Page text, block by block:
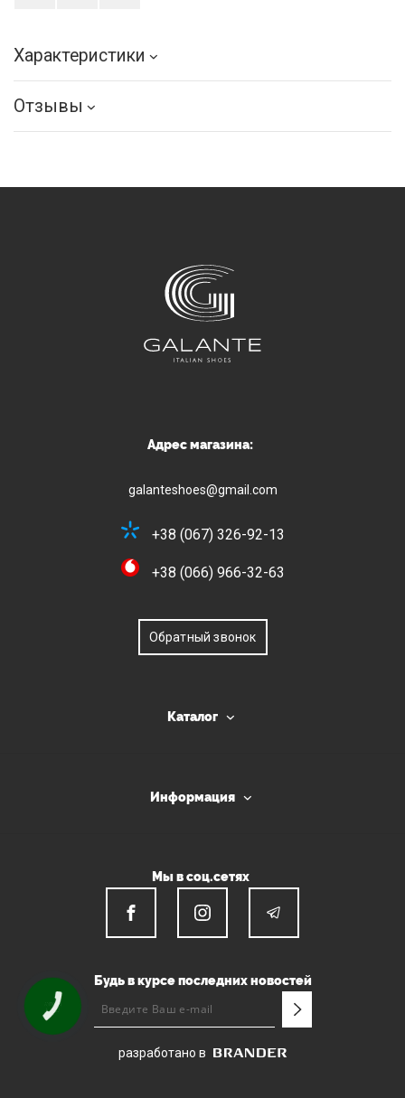
Характеристики
Отзывы
Адрес магазина:
galanteshoes@gmail.com
+38 (067) 326-92-13
+38 (066) 966-32-63
Обратный звонок
Каталог
Информация
Мы в соц.сетях
Будь в курсе последних новостей
разработано в
КНОПКА
СВЯЗИ